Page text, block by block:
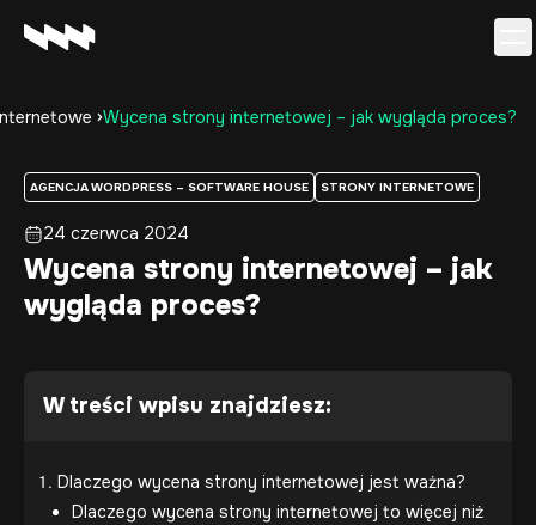
Realizacje
O firmie
Kariera
Baza wiedzy
Kontakt
Wycena strony internetowej – jak wygląda proces?
AGENCJA WORDPRESS – SOFTWARE HOUSE STRONY INTERNETOWE
24 czerwca 2024
Wycena strony internetowej – jak
wygląda proces?
W treści wpisu znajdziesz:
Dlaczego wycena strony internetowej jest ważna?
Dlaczego wycena strony internetowej to więcej niż